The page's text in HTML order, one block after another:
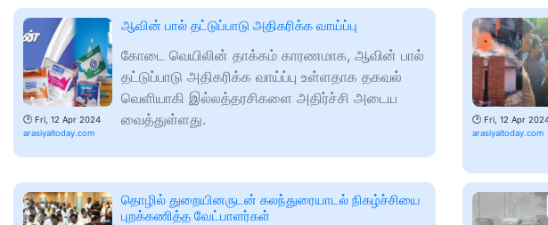
🕑 Fri, 12 Apr 2024
arasiyaltoday.com
ஆவின் பால் தட்டுப்பாடு அதிகரிக்க வாய்ப்பு
கோடை வெயிலின் தாக்கம் காரணமாக, ஆவின் பால்
தட்டுப்பாடு அதிகரிக்க வாய்ப்பு உள்ளதாக தகவல்
வெளியாகி இல்லத்தரசிகளை அதிர்ச்சி அடைய
வைத்துள்ளது.
🕑 Fri, 12 Apr
arasiyaltoday.com
தொழில் துறையினருடன் கலந்துரையாடல் நிகழ்ச்சியை
புறக்கணித்த வேட்பாளர்கள்